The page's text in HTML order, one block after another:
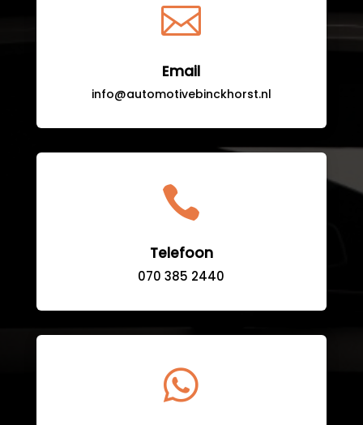

Email
info@automotivebinckhorst.nl

Telefoon
070 385 2440
